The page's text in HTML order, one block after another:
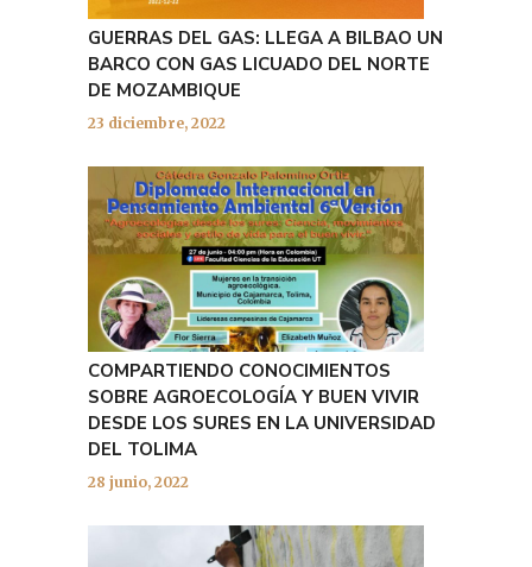
GUERRAS DEL GAS: LLEGA A BILBAO UN
BARCO CON GAS LICUADO DEL NORTE
DE MOZAMBIQUE
23 diciembre, 2022
COMPARTIENDO CONOCIMIENTOS
SOBRE AGROECOLOGÍA Y BUEN VIVIR
DESDE LOS SURES EN LA UNIVERSIDAD
DEL TOLIMA
28 junio, 2022